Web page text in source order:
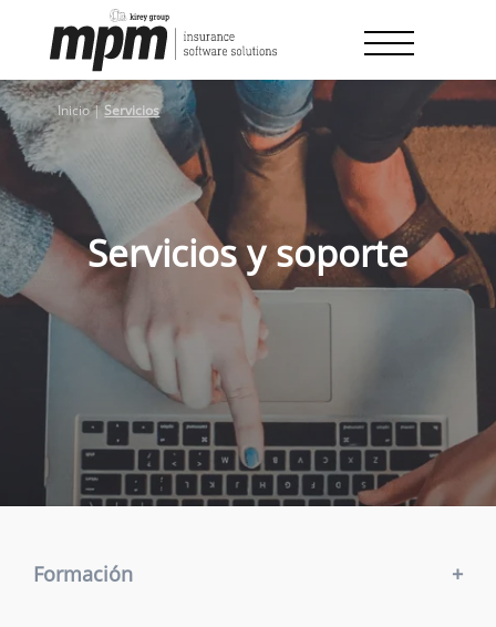
content
Inicio|Servicios
Servicios y soporte
Formación +